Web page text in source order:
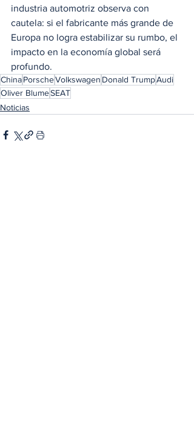
industria automotriz observa con
cautela: si el fabricante más grande de
Europa no logra estabilizar su rumbo, el
impacto en la economía global será
profundo.
ChinaPorscheVolkswagen Donald TrumpAudi
Oliver BlumeSEAT
Noticias